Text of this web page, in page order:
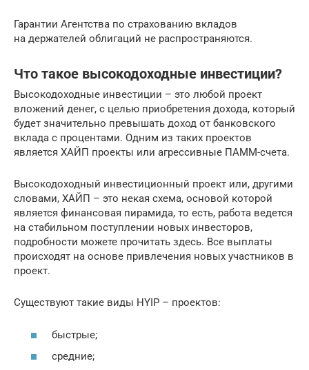
Гарантии Агентства по страхованию вкладов
на держателей облигаций не распространяются.
Что такое высокодоходные инвестиции?
Высокодоходные инвестиции – это любой проект
вложений денег, с целью приобретения дохода, который
будет значительно превышать доход от банковского
вклада с процентами. Одним из таких проектов
является ХАЙП проекты или агрессивные ПАММ-счета.
Высокодоходный инвестиционный проект или, другими
словами, ХАЙП – это некая схема, основой которой
является финансовая пирамида, то есть, работа ведется
на стабильном поступлении новых инвесторов,
подробности можете прочитать здесь. Все выплаты
происходят на основе привлечения новых участников в
проект.
Существуют такие виды HYIP – проектов:
быстрые;
средние;